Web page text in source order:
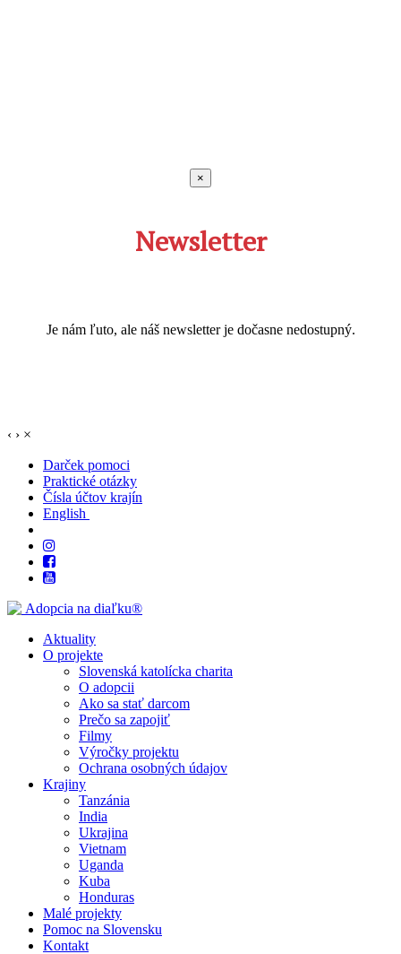
×
Newsletter
Je nám ľuto, ale náš newsletter je dočasne nedostupný.
‹ › ×
Darček pomoci
Praktické otázky
Čísla účtov krajín
English
Aktuality
O projekte
Slovenská katolícka charita
O adopcii
Ako sa stať darcom
Prečo sa zapojiť
Filmy
Výročky projektu
Ochrana osobných údajov
Krajiny
Tanzánia
India
Ukrajina
Vietnam
Uganda
Kuba
Honduras
Malé projekty
Pomoc na Slovensku
Kontakt